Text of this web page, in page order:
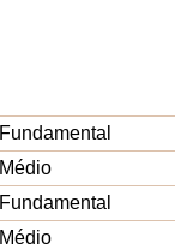
Fundamental
Médio
Fundamental
Médio